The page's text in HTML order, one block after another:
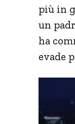
più in
un
ha
evade